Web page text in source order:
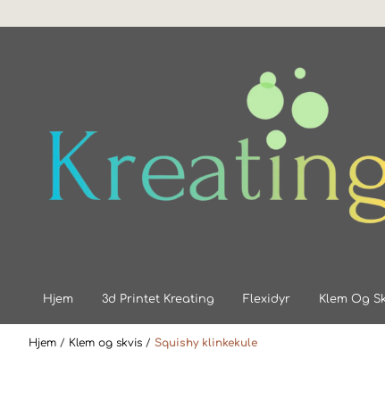
Hjem 3d Printet Kreating Flexidyr Klem Og
Hjem / Klem og skvis / Squishy klinkekule